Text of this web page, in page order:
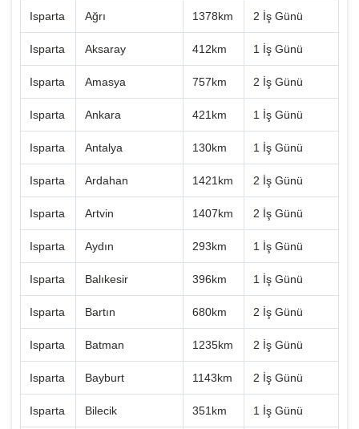
Isparta Ağrı 1378km 2 İş Günü
Isparta Aksaray 412km 1 İş Günü
Isparta Amasya 757km 2 İş Günü
Isparta Ankara 421km 1 İş Günü
Isparta Antalya 130km 1 İş Günü
Isparta Ardahan 1421km 2 İş Günü
Isparta Artvin 1407km 2 İş Günü
Isparta Aydın 293km 1 İş Günü
Isparta Balıkesir 396km 1 İş Günü
Isparta Bartın 680km 2 İş Günü
Isparta Batman 1235km 2 İş Günü
Isparta Bayburt 1143km 2 İş Günü
Isparta Bilecik 351km 1 İş Günü